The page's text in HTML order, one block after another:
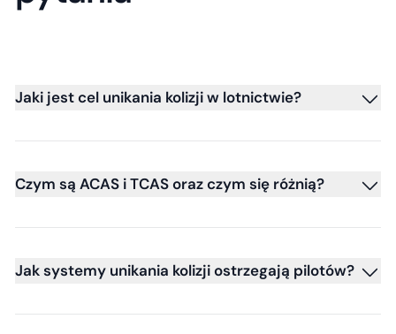
Jaki jest cel unikania kolizji w lotnictwie?
Czym są ACAS i TCAS oraz czym się różnią?
Jak systemy unikania kolizji ostrzegają pilotów?